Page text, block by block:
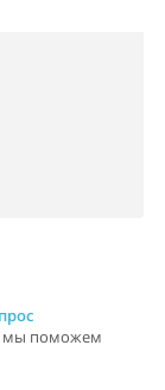
мы поможем